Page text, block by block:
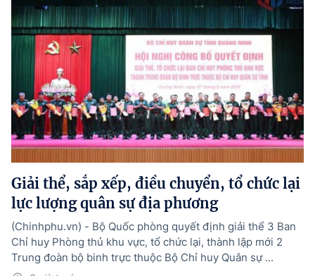
Giải thể, sắp xếp, điều chuyển, tổ chức lại
lực lượng quân sự địa phương
(Chinhphu.vn) - Bộ Quốc phòng quyết định giải thể 3 Ban
Chỉ huy Phòng thủ khu vực, tổ chức lại, thành lập mới 2
Trung đoàn bộ binh trực thuộc Bộ Chỉ huy Quân sự ...